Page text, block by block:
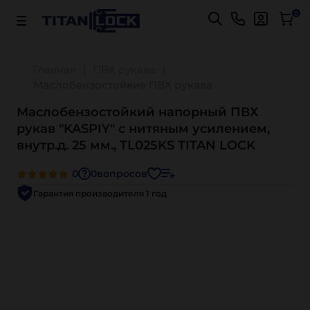
Важно! Для оплаты заказов Подробнее 0
Маслобензостойкий напорный ПВХ
рукав "KASPIY" с нитяным усилением,
внутр.д. 25 мм., TL025KS TITAN LOCK
0 0вопросов
Гарантия производителя 1 год